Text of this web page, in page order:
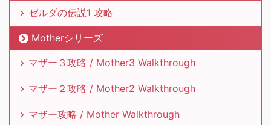
ゼルダの伝説1 攻略
Motherシリーズ
マザー３攻略 / Mother3 Walkthrough
マザー２攻略 / Mother2 Walkthrough
マザー攻略 / Mother Walkthrough